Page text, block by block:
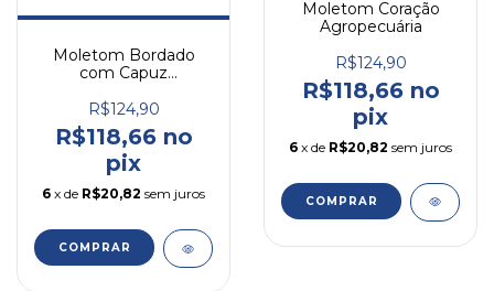
Moletom Bordado
com Capuz
R$124,90
R$118,66 no
pix
6 x de R$20,82 sem juros
COMPRAR
Moletom Coração
Agropecuária
R$124,90
R$118,66 no
pix
6 x de R$20,82 sem juros
COMPRAR